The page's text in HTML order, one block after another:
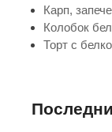
Карп,
Колобок
Торт с